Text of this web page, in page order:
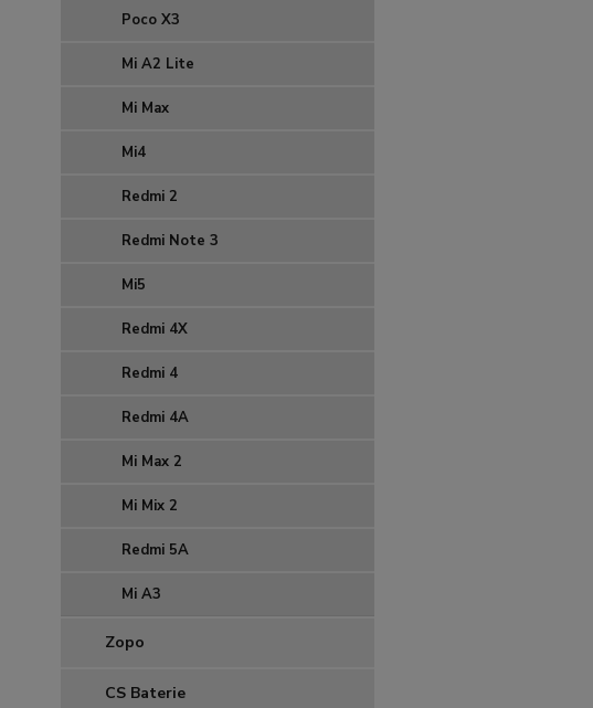
Poco X3
Mi A2 Lite
Mi Max
Mi4
Redmi 2
Redmi Note 3
Mi5
Redmi 4X
Redmi 4
Redmi 4A
Mi Max 2
Mi Mix 2
Redmi 5A
Mi A3
Zopo
CS Baterie